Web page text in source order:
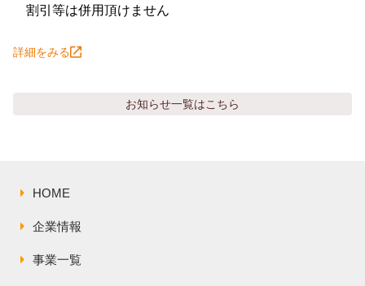
割引等は併用頂けません
詳細をみる
お知らせ一覧はこちら
HOME
企業情報
事業一覧